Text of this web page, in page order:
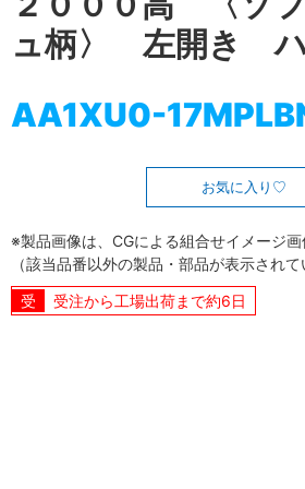
ュ柄〉 左開き ハ
AA1XU0-
お気に入り
※製品画像は、CGによる組合せイメージ画
（該当品番以外の製品・部品が表示されて
受注から工場出荷まで約6日